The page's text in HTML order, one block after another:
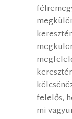
felelős,
mi